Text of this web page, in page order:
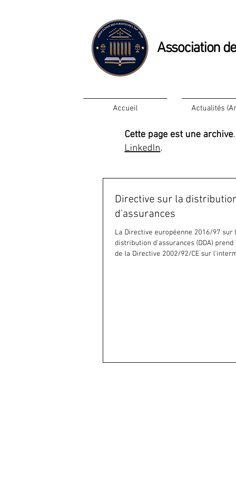
Association
Accueil Actualités
Cette page est une archive
LinkedIn.
Directive sur la
d'assurances
La Directive européenne 2016/97 sur
distribution d'assurances (DDA) prend
de la Directive 2002/92/CE sur